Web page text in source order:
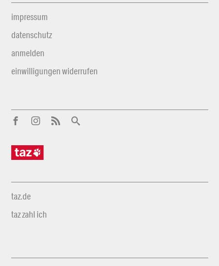
impressum
datenschutz
anmelden
einwilligungen widerrufen
taz.de
taz zahl ich